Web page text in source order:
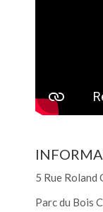
5 Rue Roland
Parc du Bois